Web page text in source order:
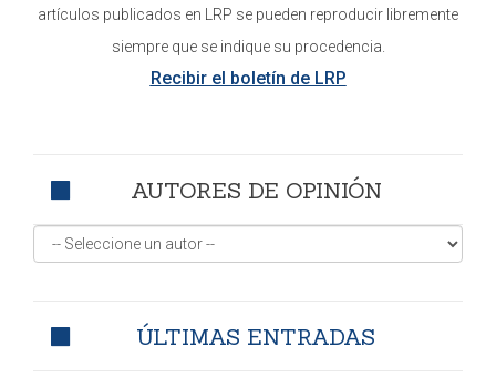
artículos publicados en LRP se pueden reproducir libremente
siempre que se indique su procedencia.
Recibir el boletín de LRP
AUTORES DE OPINIÓN
ÚLTIMAS ENTRADAS